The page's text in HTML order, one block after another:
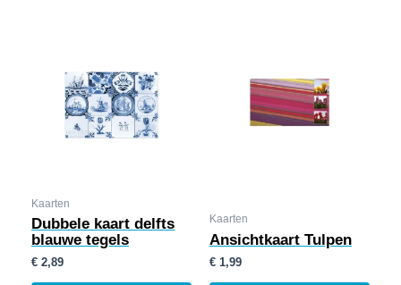
Kaarten
Dubbele kaart delfts
blauwe tegels
€ 2,89
Kaarten
Ansichtkaart Tulpen
€ 1,99